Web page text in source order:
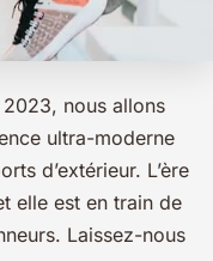
nous allons
ultra-moderne
d’extérieur. L’ère
elle est en train de
Laissez-nous